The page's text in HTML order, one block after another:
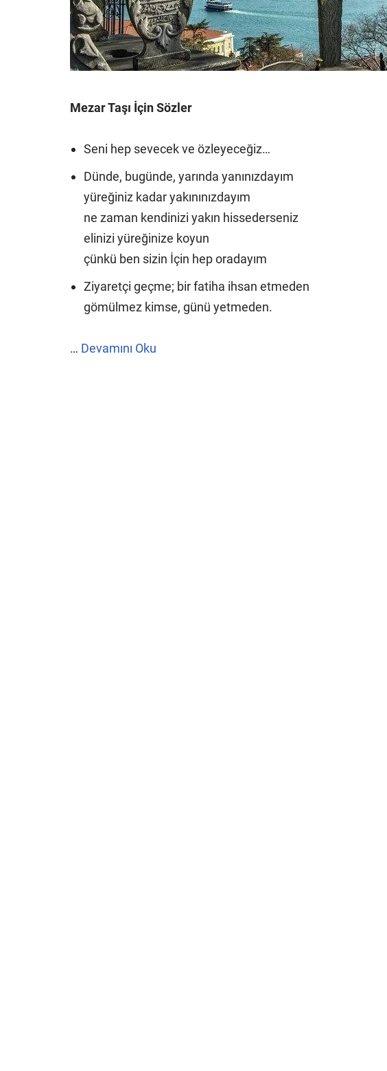
Mezar Taşı İçin Sözler
Seni hep sevecek ve özleyeceğiz…
Dünde, bugünde, yarında yanınızdayım
yüreğiniz kadar yakınınızdayım
ne zaman kendinizi yakın hissederseniz
elinizi yüreğinize koyun
çünkü ben sizin İçin hep oradayım
Ziyaretçi geçme; bir fatiha ihsan etmeden
gömülmez kimse, günü yetmeden.
… Devamını Oku